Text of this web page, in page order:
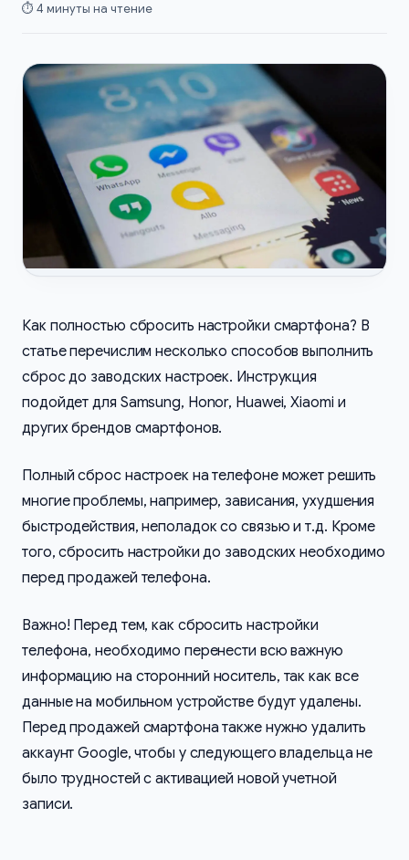
⏱️ 4 минуты на чтение
Как полностью сбросить настройки смартфона? В
статье перечислим несколько способов выполнить
сброс до заводских настроек. Инструкция
подойдет для Samsung, Honor, Huawei, Xiaomi и
других брендов смартфонов.
Полный сброс настроек на телефоне может решить
многие проблемы, например, зависания, ухудшения
быстродействия, неполадок со связью и т.д. Кроме
того, сбросить настройки до заводских необходимо
перед продажей телефона.
Важно! Перед тем, как сбросить настройки
телефона, необходимо перенести всю важную
информацию на сторонний носитель, так как все
данные на мобильном устройстве будут удалены.
Перед продажей смартфона также нужно удалить
аккаунт Google, чтобы у следующего владельца не
было трудностей с активацией новой учетной
записи.